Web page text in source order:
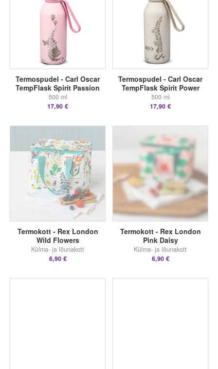
Termospudel - Carl Oscar
TempFlask Spirit Passion
500 ml
17,90 €
Termospudel - Carl Oscar
TempFlask Spirit Power
500 ml
17,90 €
Termokott - Rex London
Wild Flowers
Külma- ja lõunakott
6,90 €
Termokott - Rex London
Pink Daisy
Külma- ja lõunakott
6,90 €